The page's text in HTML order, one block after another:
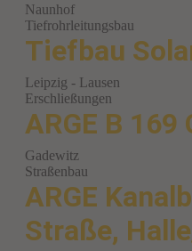
Naunhof
Tiefrohrleitungsbau
Tiefbau
Leipzig - Lausen
Erschließungen
ARGE B 169
Gadewitz
Straßenbau
ARGE
Straße,